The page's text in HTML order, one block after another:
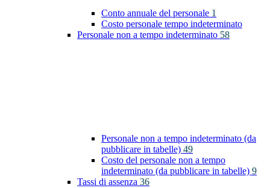
Conto annuale del personale 1
Costo personale tempo indeterminato
Personale non a tempo indeterminato 58
Personale non a tempo indeterminato (da
pubblicare in tabelle) 49
Costo del personale non a tempo
indeterminato (da pubblicare in tabelle) 9
Tassi di assenza 36